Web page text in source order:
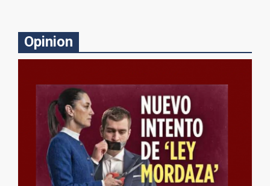
Opinion